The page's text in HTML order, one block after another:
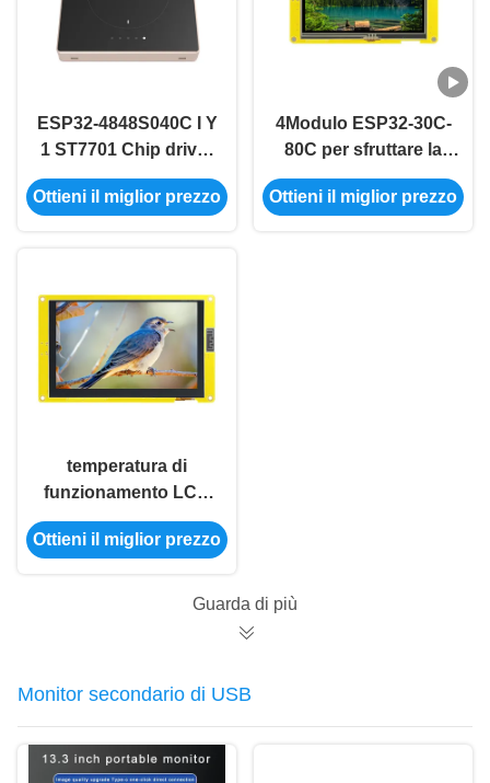
ESP32-4848S040C I Y
1 ST7701 Chip driver
per applicazioni IoT
ad alto standard
Ottieni il miglior prezzo
4Modulo ESP32-30C-
80C per sfruttare la
potenza dell'Internet
delle cose
Ottieni il miglior prezzo
temperatura di
funzionamento LCD
astuta esp32 di colore
-20℃~70℃ di RGB
Ottieni il miglior prezzo
Guarda di più
Monitor secondario di USB